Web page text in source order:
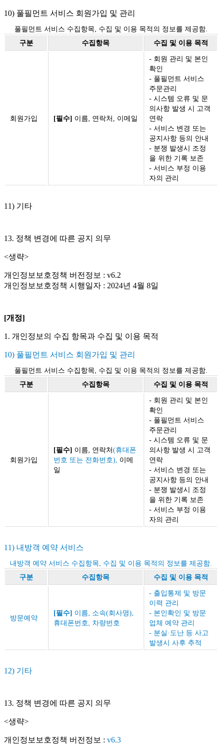
10) 풀필먼트 서비스 회원가입 및 관리
풀필먼트 서비스 수집항목, 수집 및 이용 목적의 정보를 제공함.
구분
수집항목 수집 및 이용 목적
회원가입 [필수] 이름, 연락처, 이메일
- 회원 관리 및 본인
확인
- 풀필먼트 서비스
주문관리
- 시스템 오류 및 문
의사항 발생 시 고객
연락
- 서비스 변경 또는
공지사항 등의 안내
- 분쟁 발생시 조정
을 위한 기록 보존
- 서비스 부정 이용
자의 관리
11) 기타
13. 정책 변경에 따른 공지 의무
<생략>
개인정보보호정책 버전정보 : v6.2
개인정보보호정책 시행일자 : 2024년 4월 8일
[개정]
1. 개인정보의 수집 항목과 수집 및 이용 목적
10) 풀필먼트 서비스 회원가입 및 관리
풀필먼트 서비스 수집항목, 수집 및 이용 목적의 정보를 제공함.
구분
수집항목 수집 및 이용 목적
회원가입
[필수] 이름, 연락처(휴대폰
번호 또는 전화번호), 이메
일
- 회원 관리 및 본인
확인
- 풀필먼트 서비스
주문관리
- 시스템 오류 및 문
의사항 발생 시 고객
연락
- 서비스 변경 또는
공지사항 등의 안내
- 분쟁 발생시 조정
을 위한 기록 보존
- 서비스 부정 이용
자의 관리
11) 내방객 예약 서비스
내방객 예약 서비스 수집항목, 수집 및 이용 목적의 정보를 제공함.
구분
수집항목 수집 및 이용 목적
방문예약
[필수] 이름, 소속(회사명),
휴대폰번호, 차량번호
- 출입통제 및 방문
이력 관리
- 본인확인 및 방문
업체 예약 관리
- 분실·도난 등 사고
발생시 사후 추적
12) 기타
13. 정책 변경에 따른 공지 의무
<생략>
개인정보보호정책 버전정보 : v6.3